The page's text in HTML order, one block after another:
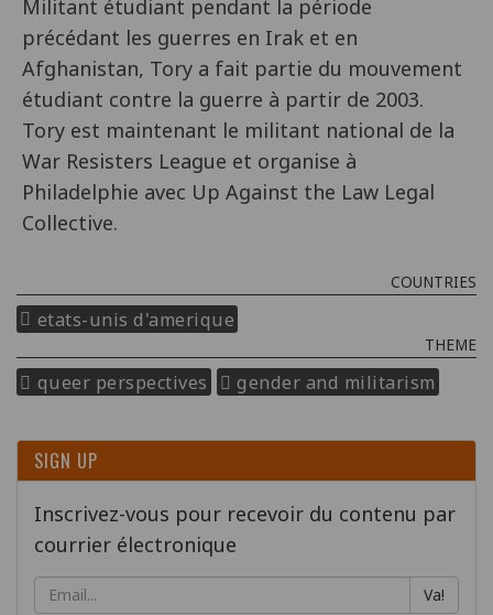
Militant étudiant pendant la période
précédant les guerres en Irak et en
Afghanistan, Tory a fait partie du mouvement
étudiant contre la guerre à partir de 2003.
Tory est maintenant le militant national de la
War Resisters League et organise à
Philadelphie avec Up Against the Law Legal
Collective.
COUNTRIES
etats-unis d'amerique
THEME
queer perspectives gender and militarism
SIGN UP
Inscrivez-vous pour recevoir du contenu par
courrier électronique
Va!